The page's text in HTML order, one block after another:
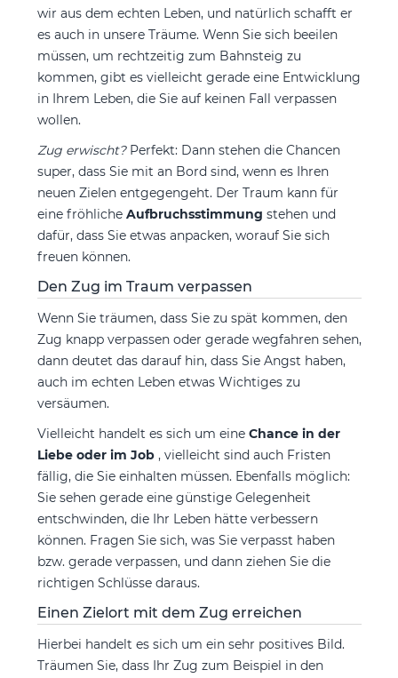
wir aus dem echten Leben, und natürlich schafft er
es auch in unsere Träume. Wenn Sie sich beeilen
müssen, um rechtzeitig zum Bahnsteig zu
kommen, gibt es vielleicht gerade eine Entwicklung
in Ihrem Leben, die Sie auf keinen Fall verpassen
wollen.
Zug erwischt? Perfekt: Dann stehen die Chancen
super, dass Sie mit an Bord sind, wenn es Ihren
neuen Zielen entgegengeht. Der Traum kann für
eine fröhliche Aufbruchsstimmung stehen und
dafür, dass Sie etwas anpacken, worauf Sie sich
freuen können.
Den Zug im Traum verpassen
Wenn Sie träumen, dass Sie zu spät kommen, den
Zug knapp verpassen oder gerade wegfahren sehen,
dann deutet das darauf hin, dass Sie Angst haben,
auch im echten Leben etwas Wichtiges zu
versäumen.
Vielleicht handelt es sich um eine Chance in der
Liebe oder im Job , vielleicht sind auch Fristen
fällig, die Sie einhalten müssen. Ebenfalls möglich:
Sie sehen gerade eine günstige Gelegenheit
entschwinden, die Ihr Leben hätte verbessern
können. Fragen Sie sich, was Sie verpasst haben
bzw. gerade verpassen, und dann ziehen Sie die
richtigen Schlüsse daraus.
Einen Zielort mit dem Zug erreichen
Hierbei handelt es sich um ein sehr positives Bild.
Träumen Sie, dass Ihr Zug zum Beispiel in den